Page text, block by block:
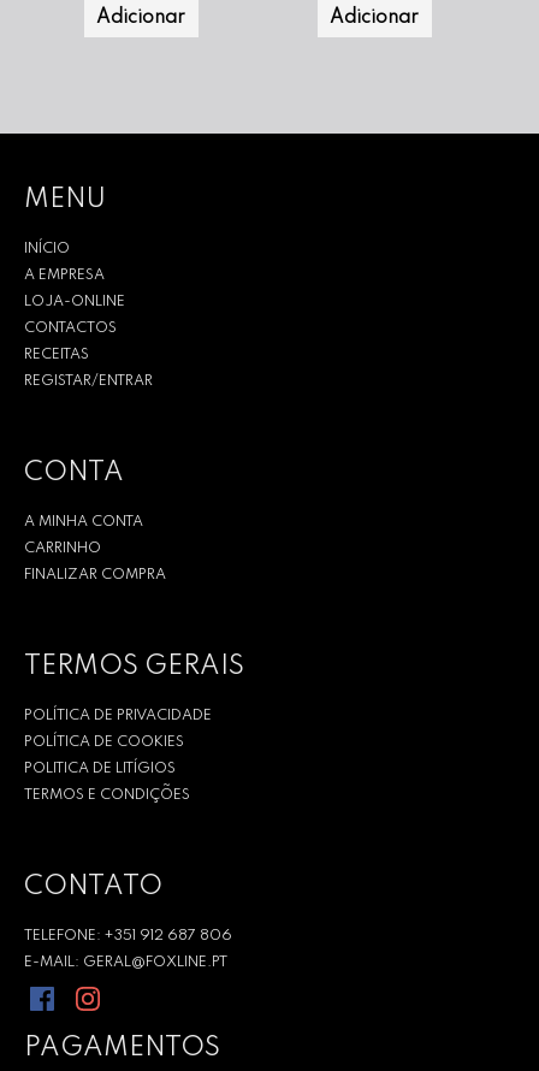
Adicionar Adicionar
MENU
INÍCIO
A EMPRESA
LOJA-ONLINE
CONTACTOS
RECEITAS
REGISTAR/ENTRAR
CONTA
A MINHA CONTA
CARRINHO
FINALIZAR COMPRA
TERMOS GERAIS
POLÍTICA DE PRIVACIDADE
POLÍTICA DE COOKIES
POLITICA DE LITÍGIOS
TERMOS E CONDIÇÕES
CONTATO
TELEFONE: +351 912 687 806
E-MAIL: GERAL@FOXLINE.PT
PAGAMENTOS